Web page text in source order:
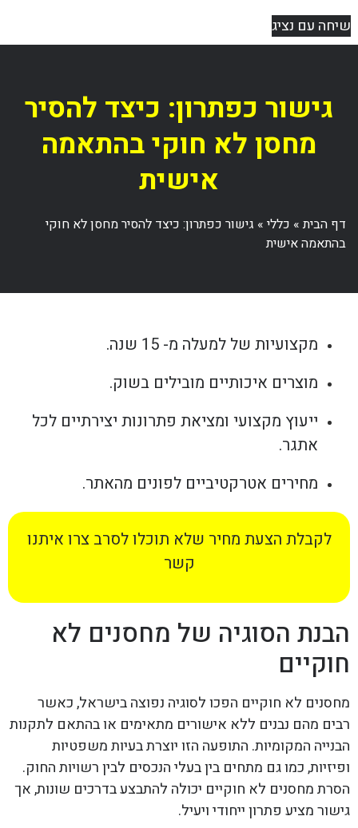
שיחה עם נציג
גישור כפתרון: כיצד להסיר
מחסן לא חוקי בהתאמה
אישית
דף הבית» כללי» גישור כפתרון: כיצד להסיר מחסן לא חוקי
בהתאמה אישית
מקצועיות של למעלה מ- 15 שנה.
מוצרים איכותיים מובילים בשוק.
ייעוץ מקצועי ומציאת פתרונות יצירתיים לכל
אתגר.
מחירים אטרקטיביים לפונים מהאתר.
לקבלת הצעת מחיר שלא תוכלו לסרב צרו איתנו
קשר
הבנת הסוגיה של מחסנים לא
חוקיים
מחסנים לא חוקיים הפכו לסוגיה נפוצה בישראל, כאשר
רבים מהם נבנים ללא אישורים מתאימים או בהתאם לתקנות
הבנייה המקומיות. התופעה הזו יוצרת בעיות משפטיות
ופיזיות, כמו גם מתחים בין בעלי הנכסים לבין רשויות החוק.
הסרת מחסנים לא חוקיים יכולה להתבצע בדרכים שונות, אך
גישור מציע פתרון ייחודי ויעיל.